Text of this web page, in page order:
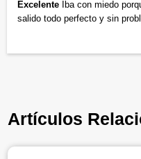
Excelente Iba con miedo
salido todo perfecto y sin
Artículos